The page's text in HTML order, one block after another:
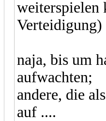
weiterspielen
Verteidigung)
naja, bis um
aufwachten;
andere, die
auf ....